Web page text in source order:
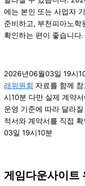
에는 본인 또는 사업자
준비하고, 부천피아노학
확인하는 편이 좋습니
2026년06월03일 19시
래위원회 자료를 함께
시10분 다만 실제 계약
운영 기준에 따라 달라
적서와 계약서를 직접
03일 19시10분
게임다운사이트